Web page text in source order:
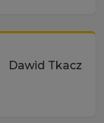
Dawid Tkacz